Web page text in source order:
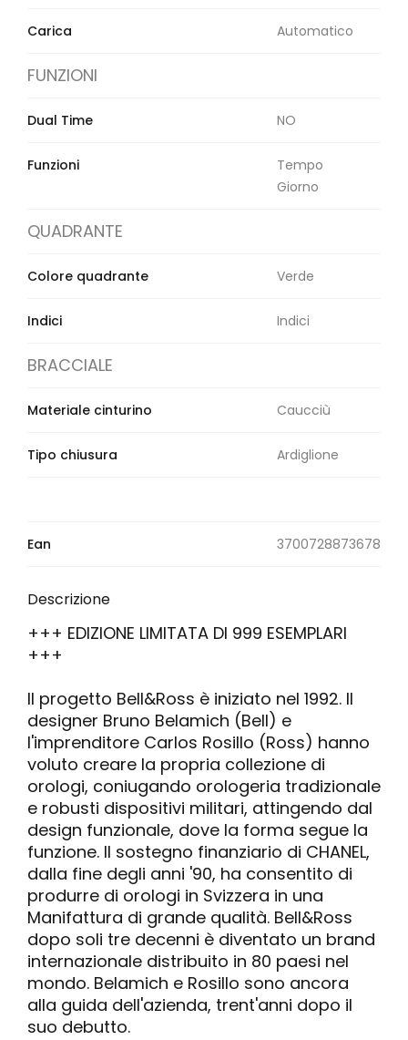
Carica Automatico
FUNZIONI
Dual Time NO
Funzioni
Tempo
Giorno
QUADRANTE
Colore quadrante Verde
Indici Indici
BRACCIALE
Materiale cinturino Caucciù
Tipo chiusura Ardiglione
Ean 3700728873678
Descrizione
+++ EDIZIONE LIMITATA DI 999 ESEMPLARI
+++
Il progetto Bell&Ross è iniziato nel 1992. Il
designer Bruno Belamich (Bell) e
l'imprenditore Carlos Rosillo (Ross) hanno
voluto creare la propria collezione di
orologi, coniugando orologeria tradizionale
e robusti dispositivi militari, attingendo dal
design funzionale, dove la forma segue la
funzione. Il sostegno finanziario di CHANEL,
dalla fine degli anni '90, ha consentito di
produrre di orologi in Svizzera in una
Manifattura di grande qualità. Bell&Ross
dopo soli tre decenni è diventato un brand
internazionale distribuito in 80 paesi nel
mondo. Belamich e Rosillo sono ancora
alla guida dell'azienda, trent'anni dopo il
suo debutto.